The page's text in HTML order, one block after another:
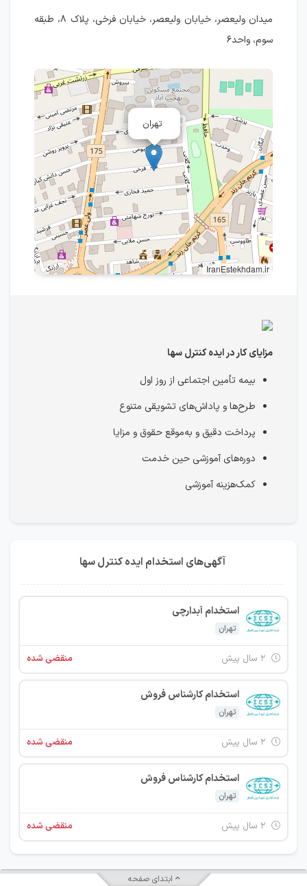
میدان ولیعصر، خیابان ولیعصر، خیابان فرخی، پلاک ۸، طبقه
سوم، واحد۶
تهران
IranEstekhdam.ir
مزایای کار در ایده کنترل سها
بیمه تأمین اجتماعی از روز اول
طرح‌ها و پاداش‌های تشویقی متنوع
پرداخت دقیق و به‌موقع حقوق و مزایا
دوره‌های آموزشی حین خدمت
کمک‌هزینه آموزشی
آگهی‌های استخدام ایده کنترل سها
استخدام آبدارچی
تهران
منقضی شده
استخدام کارشناس فروش
تهران
منقضی شده
استخدام کارشناس فروش
تهران
منقضی شده
ابتدای صفحه